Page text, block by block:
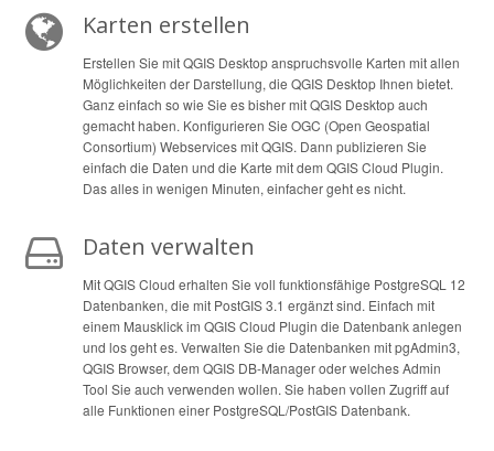
Karten erstellen
Erstellen Sie mit QGIS Desktop anspruchsvolle Karten mit allen
Möglichkeiten der Darstellung, die QGIS Desktop Ihnen bietet.
Ganz einfach so wie Sie es bisher mit QGIS Desktop auch
gemacht haben. Konfigurieren Sie OGC (Open Geospatial
Consortium) Webservices mit QGIS. Dann publizieren Sie
einfach die Daten und die Karte mit dem QGIS Cloud Plugin.
Das alles in wenigen Minuten, einfacher geht es nicht.
Daten verwalten
Mit QGIS Cloud erhalten Sie voll funktionsfähige PostgreSQL 12
Datenbanken, die mit PostGIS 3.1 ergänzt sind. Einfach mit
einem Mausklick im QGIS Cloud Plugin die Datenbank anlegen
und los geht es. Verwalten Sie die Datenbanken mit pgAdmin3,
QGIS Browser, dem QGIS DB-Manager oder welches Admin
Tool Sie auch verwenden wollen. Sie haben vollen Zugriff auf
alle Funktionen einer PostgreSQL/PostGIS Datenbank.